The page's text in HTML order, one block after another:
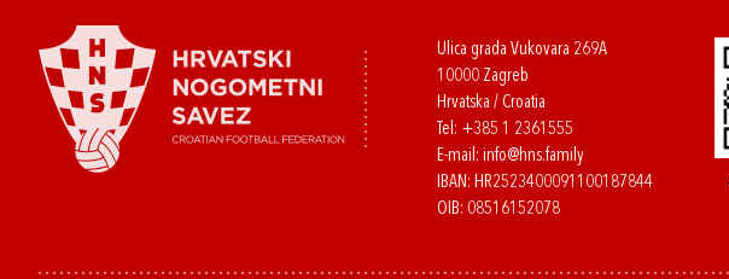
Ulica grada Vukovara 269A
10000 Zagreb
Hrvatska / Croatia
Tel: +385 1 2361555
E-mail: info@hns.family
IBAN: HR2523400091100187844
OIB: 08516152078